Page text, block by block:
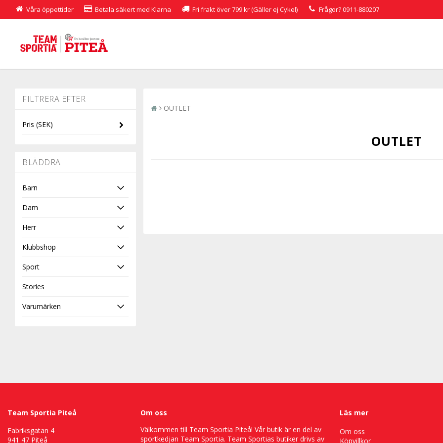
Våra öppettider Betala säkert med Klarna Fri frakt över 799 kr (Gäller ej Cykel) Frågor?0911-880207
Pris (SEK)
BLÄDDRA
Barn
Dam
Herr
Klubbshop
Sport
Stories
Varumärken
OUTLET
OUTLET
Team Sportia Piteå
Fabriksgatan 4
941 47 Piteå
Om oss
Välkommen till Team Sportia Piteå! Vår butik är en del av
sportkedjan Team Sportia. Team Sportias butiker drivs av
Läs mer
Om oss
Köpvillkor